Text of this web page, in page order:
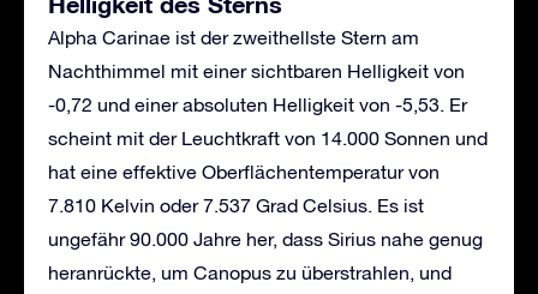
Alpha Carinae ist der zweithellste Stern am
Nachthimmel mit einer sichtbaren Helligkeit von
-0,72 und einer absoluten Helligkeit von -5,53. Er
scheint mit der Leuchtkraft von 14.000 Sonnen und
hat eine effektive Oberflächentemperatur von
7.810 Kelvin oder 7.537 Grad Celsius. Es ist
ungefähr 90.000 Jahre her, dass Sirius nahe genug
heranrückte, um Canopus zu überstrahlen, und